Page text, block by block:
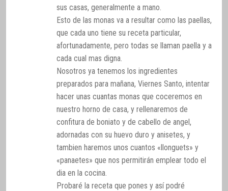
sus casas, generalmente a mano.
Esto de las monas va a resultar como las paellas,
que cada uno tiene su receta particular,
afortunadamente, pero todas se llaman paella y a
cada cual mas digna.
Nosotros ya tenemos los ingredientes
preparados para mañana, Viernes Santo, intentar
hacer unas cuantas monas que coceremos en
nuestro horno de casa, y rellenaremos de
confitura de boniato y de cabello de angel,
adornadas con su huevo duro y anisetes, y
tambien haremos unos cuantos «llonguets» y
«panaetes» que nos permitirán emplear todo el
dia en la cocina.
Probaré la receta que pones y así podré